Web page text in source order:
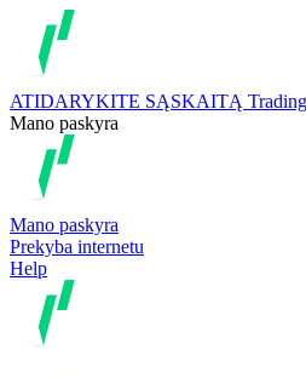
ATIDARYKITE SĄSKAITĄ Trading
Mano paskyra
Mano paskyra
Prekyba internetu
Help